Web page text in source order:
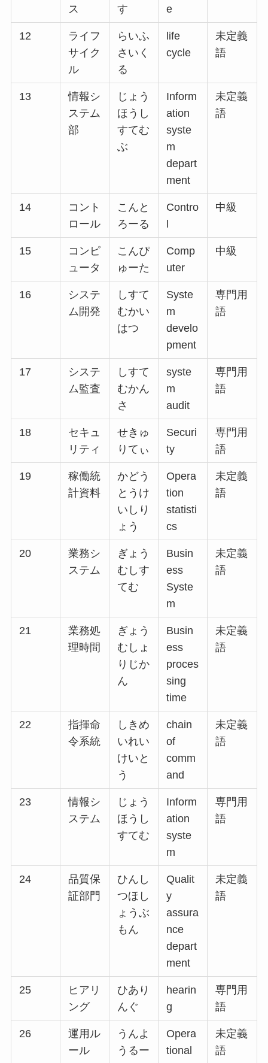
ス
す
e
12
ライフ
サイク
ル
らいふ
さいく
る
life
cycle
未定義
語
13
情報シ
ステム
部
じょう
ほうし
すてむ
ぶ
Inform
ation
syste
m
depart
ment
未定義
語
14
コント
ロール
こんと
ろーる
Contro
中級
15
コンピ
ュータ
こんぴ
ゅーた
Comp
uter
中級
16
システ
ム開発
しすて
むかい
はつ
Syste
m
develo
pment
専門用
語
17
システ
ム監査
しすて
むかん
さ
syste
m
audit
専門用
語
18
セキュ
リティ
せきゅ
りてぃ
Securi
ty
専門用
語
19
稼働統
計資料
かどう
とうけ
いしり
ょう
Opera
tion
statisti
cs
未定義
語
20
業務シ
ステム
ぎょう
むしす
てむ
Busin
ess
Syste
m
未定義
語
21
業務処
理時間
ぎょう
むしょ
りじか
ん
Busin
ess
proces
sing
time
未定義
語
22
指揮命
令系統
しきめ
いれい
けいと
う
chain
of
comm
and
未定義
語
23
情報シ
ステム
じょう
ほうし
すてむ
Inform
ation
syste
m
専門用
語
24
品質保
証部門
ひんし
つほし
ょうぶ
もん
Qualit
y
assura
nce
depart
ment
未定義
語
25
ヒアリ
ング
ひあり
んぐ
hearin
g
専門用
語
26
運用ル
ール
うんよ
うるー
Opera
tional
未定義
語